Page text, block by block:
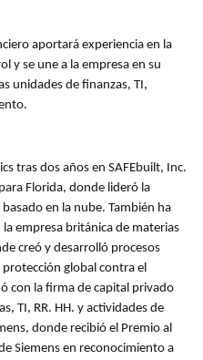
aportará experiencia en la
y se une a la empresa en su
unidades de finanzas, TI,
tras dos años en SAFEbuilt, Inc.
Florida, donde lideró la
en la nube. También ha
empresa británica de materias
creó y desarrolló procesos
global contra el
con la firma de capital privado
TI, RR. HH. y actividades de
donde recibió el Premio al
Siemens en reconocimiento a